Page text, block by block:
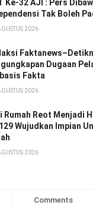
Ke-32 AJI : Pers
Tak Boleh
2026
Dugaan
Fakta
2026
Rumah Reot Menjadi
Wujudkan Impian
2026
Comments